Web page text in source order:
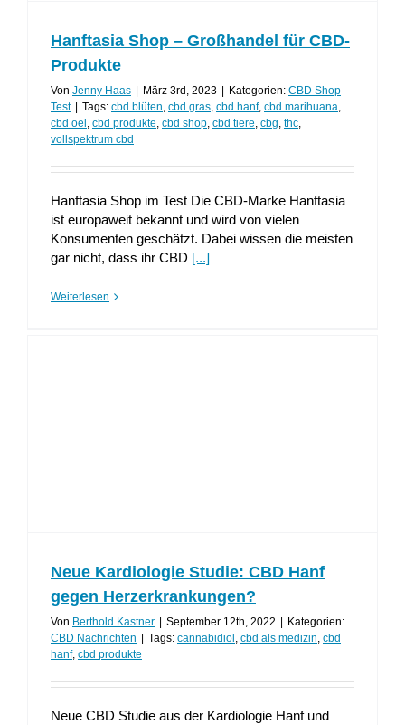
Hanftasia Shop – Großhandel für CBD-
Produkte
Von Jenny Haas März 3rd, 2023 Kategorien: CBD Shop
Test
Tags: cbd blüten, cbd gras, cbd hanf, cbd marihuana,
cbd oel , cbd produkte, cbd shop, cbd tiere, cbg, thc,
vollspektrum cbd
Hanftasia Shop im Test Die CBD-Marke Hanftasia
ist europaweit bekannt und wird von vielen
Konsumenten geschätzt. Dabei wissen die meisten
gar nicht, dass ihr CBD [...]
Weiterlesen
Neue Kardiologie Studie: CBD Hanf
gegen Herzerkrankungen?
Von Berthold Kastner September 12th, 2022
Kategorien:
CBD Nachrichten
Tags: cannabidiol , cbd als medizin, cbd
hanf, cbd produkte
Neue CBD Studie aus der Kardiologie Hanf und